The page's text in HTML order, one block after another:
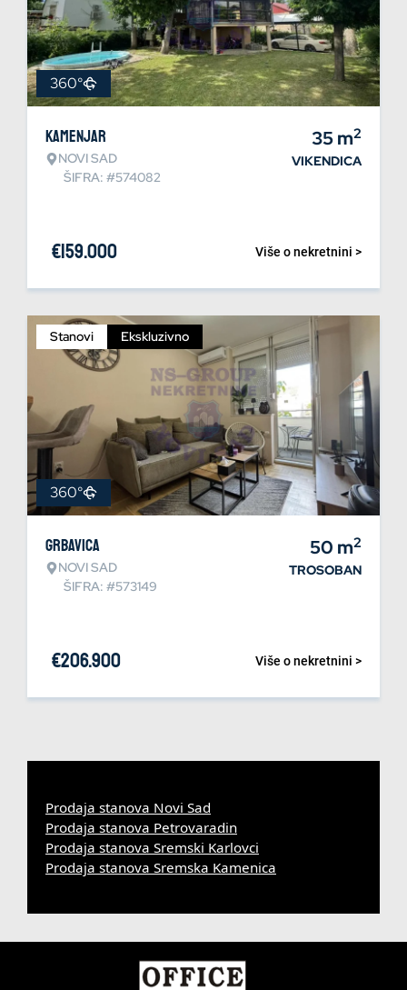
360°
Kamenjar
NOVI SAD
ŠIFRA: #574082
35m2
VIKENDICA
Više o nekretnini >
€159.000
Stanovi Ekskluzivno
360°
Grbavica
NOVI SAD
ŠIFRA: #573149
50 m2
TROSOBAN
Više o nekretnini >
€206.900
Prodaja stanova Novi Sad
Prodaja stanova Petrovaradin
Prodaja stanova Sremski Karlovci
Prodaja stanova Sremska Kamenica